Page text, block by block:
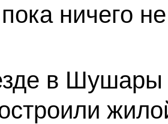
ничего
в Шушары